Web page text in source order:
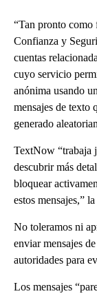
“Tan pronto como
Confianza y
cuentas
cuyo servicio
anónima usando
mensajes de texto
generado
TextNow “trabaja
descubrir más
bloquear
estos mensajes,”
No toleramos ni
enviar mensajes
autoridades para
Los mensajes